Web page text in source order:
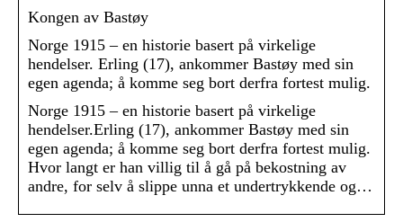
Kongen av Bastøy
Norge 1915 – en historie basert på virkelige
hendelser. Erling (17), ankommer Bastøy med sin
egen agenda; å komme seg bort derfra fortest mulig.
Norge 1915 – en historie basert på virkelige
hendelser.Erling (17), ankommer Bastøy med sin
egen agenda; å komme seg bort derfra fortest mulig.
Hvor langt er han villig til å gå på bekostning av
andre, for selv å slippe unna et undertrykkende og…